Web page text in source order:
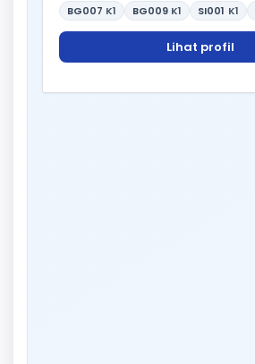
BG007 K1 BG009 K1 SI001 K1
Lihat profil